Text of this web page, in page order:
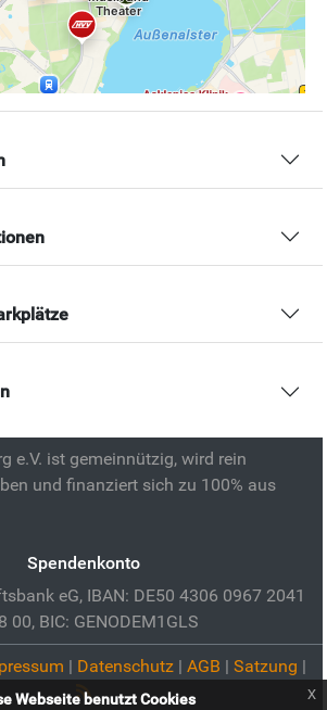
e.V. ist gemeinnützig, wird rein
und finanziert sich zu 100% aus
Spendenkonto
eG, IBAN: DE50 4306 0967 2041
00, BIC: GENODEM1GLS
| Datenschutz| AGB | Satzung |
Webseite benutzt Cookies x